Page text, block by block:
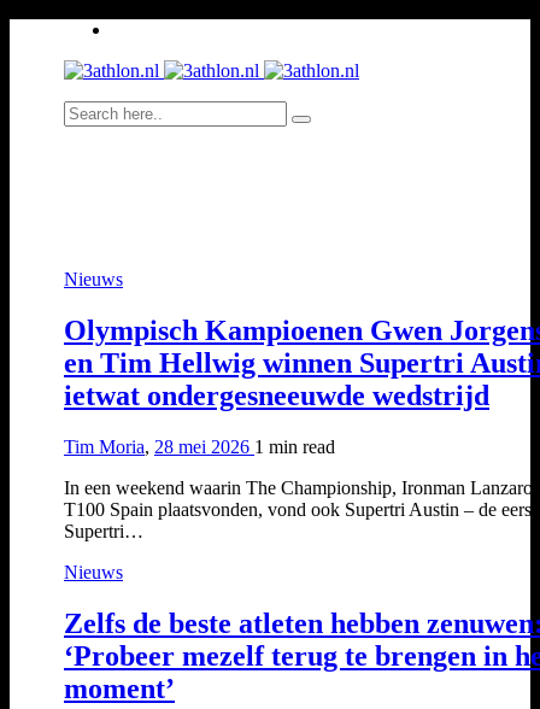
Nieuws
Olympisch Kampioenen Gwen
en Tim Hellwig winnen Supertri
ietwat ondergesneeuwde wedstrijd
Tim Moria, 28 mei 2026 1 min read
In een weekend waarin The Championship, Ironman
T100 Spain plaatsvonden, vond ook Supertri Austin – de
Supertri…
Nieuws
Zelfs de beste atleten hebben
‘Probeer mezelf terug te brengen in
moment’